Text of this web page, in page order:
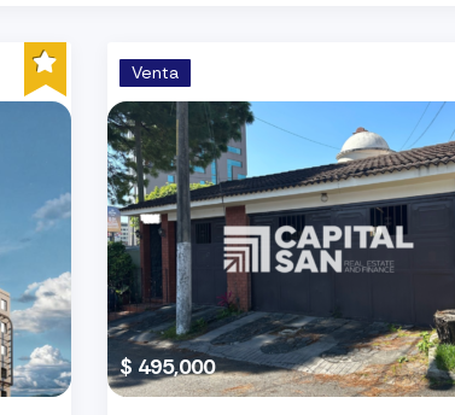
Venta
$ 495,000